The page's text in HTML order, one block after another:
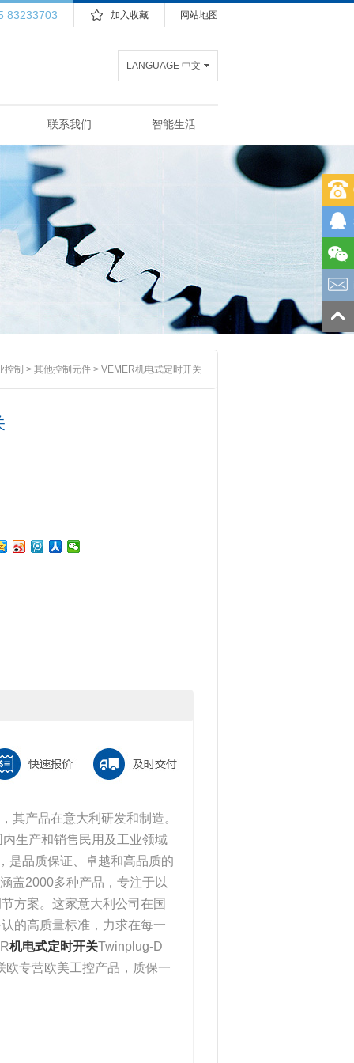
网站地图
加入收藏
83233703
LANGUAGE 中文
联系我们 智能生活
控制 > 其他控制元件 > VEMER机电式定时开关
其产品在意大利研发和制造。
生产和销售民用及工业领域
是品质保证、卓越和高品质的
盖2000多种产品，专注于以
方案。这家意大利公司在国
的高质量标准，力求在每一
机电式定时开关Twinplug-D
专营欧美工控产品，质保一